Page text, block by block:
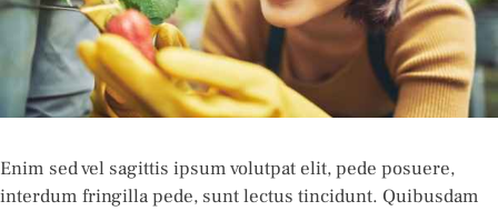
Enim sed vel sagittis ipsum volutpat elit, pede posuere,
interdum fringilla pede, sunt lectus tincidunt. Quibusdam